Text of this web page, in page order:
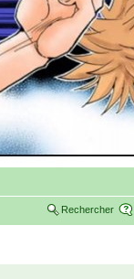
Rechercher